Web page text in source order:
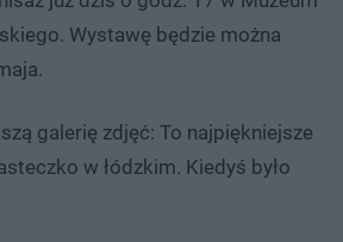
Wystawę będzie można
galerię zdjęć: To najpiękniejsze
w łódzkim. Kiedyś było